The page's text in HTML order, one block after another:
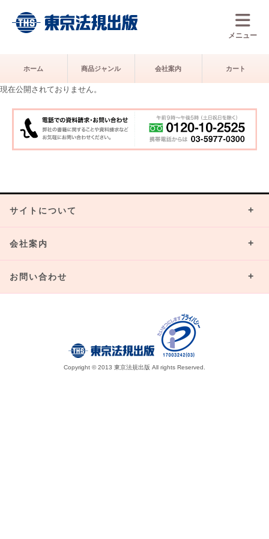
メニュー
ホーム 商品ジャンル 会社案内 カート
現在公開されておりません。
サイトについて
会社案内
お問い合わせ
Copyright © 2013 東京法規出版 All rights Reserved.